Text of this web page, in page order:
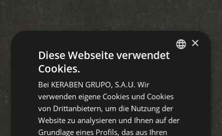
GERMAN
×
Diese Webseite verwendet
Cookies.
Bei KERABEN GRUPO, S.A.U. Wir
verwenden eigene Cookies und Cookies
von Drittanbietern, um die Nutzung der
Website zu analysieren und Ihnen auf der
Grundlage eines Profils, das aus Ihren